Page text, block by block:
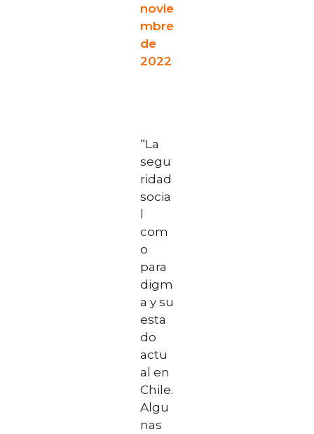
novie
mbre
de
2022
“La
segu
ridad
socia
l
com
o
para
digm
a y su
esta
do
actu
al en
Chile.
Algu
nas